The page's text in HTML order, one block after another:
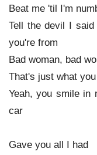
Beat me 'til I'm
Tell the devil I
you're from
Bad woman, bad
That's just what
Yeah, you smile in
car
Gave you all I had